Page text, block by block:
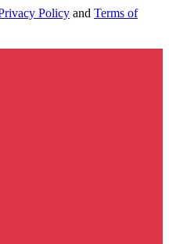
Policy and Terms of